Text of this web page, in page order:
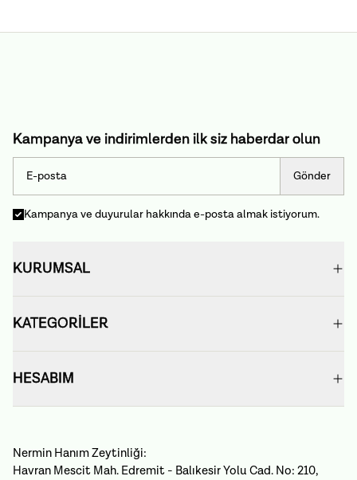
Kampanya ve indirimlerden ilk siz haberdar olun
Gönder
Kampanya ve duyurular hakkında e-posta almak istiyorum.
KURUMSAL
KATEGORİLER
HESABIM
Nermin Hanım Zeytinliği:
Havran Mescit Mah. Edremit - Balıkesir Yolu Cad. No: 210,